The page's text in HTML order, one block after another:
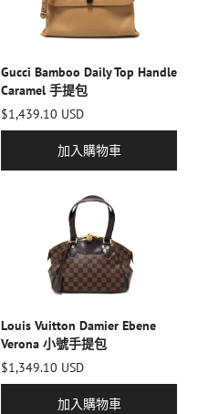
Gucci Bamboo Daily Top Handle
Caramel 手提包
$1,439.10 USD
加入購物車
Louis Vuitton Damier Ebene
Verona 小號手提包
$1,349.10 USD
加入購物車